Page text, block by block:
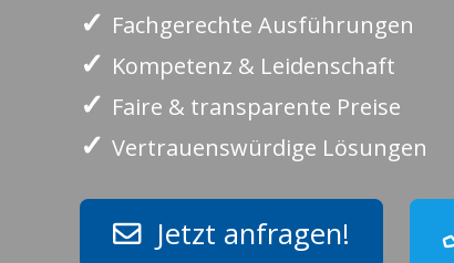
✓ Fachgerechte Ausführungen
✓ Kompetenz & Leidenschaft
✓ Faire & transparente Preise
✓ Vertrauenswürdige Lösungen
Jetzt anfragen!